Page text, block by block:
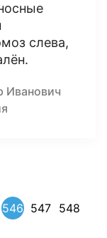
слева,
Иванович
546 547 548